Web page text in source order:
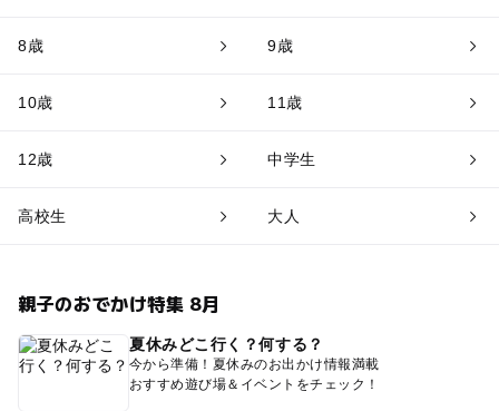
8歳 9歳
10歳 11歳
12歳 中学生
高校生 大人
親子のおでかけ特集 8月
夏休みどこ行く？何する？
今から準備！夏休みのお出かけ情報満載
おすすめ遊び場＆イベントをチェック！